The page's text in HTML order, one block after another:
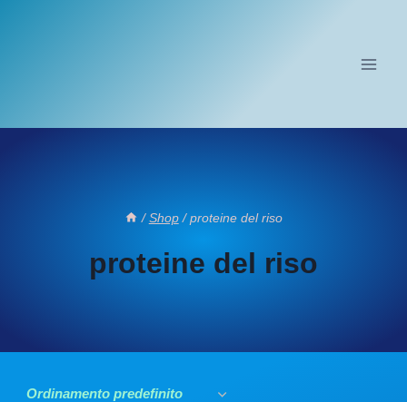
/ Shop / proteine del riso
proteine del riso